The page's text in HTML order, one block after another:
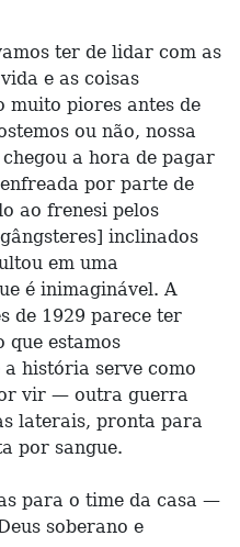
ter de lidar com as
e as coisas
muito piores antes de
ou não, nossa
a hora de pagar
por parte de
ao frenesi pelos
inclinados
em uma
é inimaginável. A
de 1929 parece ter
que estamos
história serve como
vir — outra guerra
laterais, pronta para
por sangue.
para o time da casa —
soberano e